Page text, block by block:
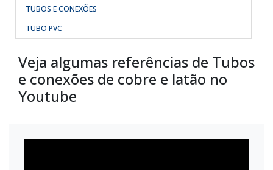
TUBOS E CONEXÕES
TUBO PVC
Veja algumas referências de Tubos
e conexões de cobre e latão no
Youtube